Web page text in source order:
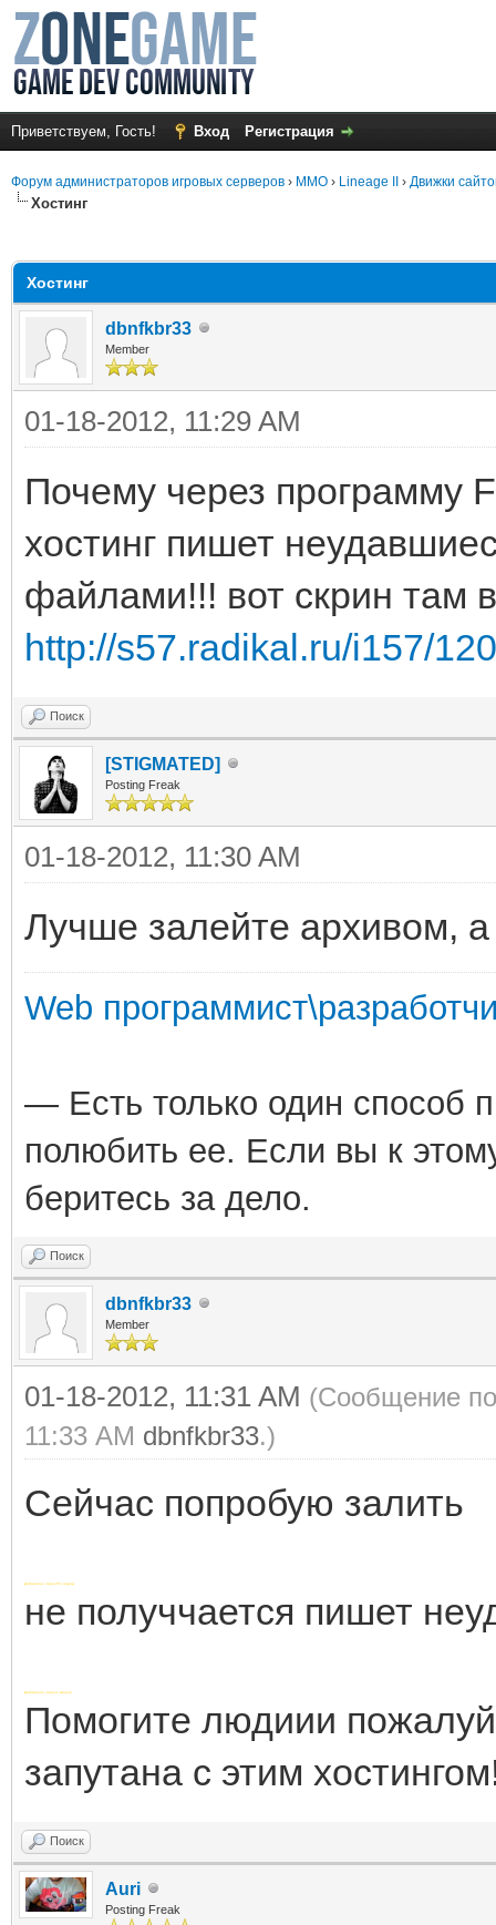
Приветствуем, Гость! Вход Регистрация
Форум администраторов игровых серверов › MMO › Lineage II › Движки
Хостинг
Хостинг
dbnfkbr33
Member
01-18-2012, 11:29 AM
Почему через программу
хостинг пишет
файлами!!! вот скрин там
http://s57.radikal.ru/i157/
Поиск
[STIGMATED]
Posting Freak
01-18-2012, 11:30 AM
Лучше залейте архивом, а
Web
— Есть только один способ
полюбить ее. Если вы к
беритесь за дело.
Поиск
dbnfkbr33
Member
01-18-2012, 11:31 AM (Сообщение
11:33 AM dbnfkbr33.)
Сейчас попробую залить
Добавлено через 58 секунд
не получчается пишет
Добавлено через 1 минуту
Помогите людиии
запутана с этим
Поиск
Auri
Posting Freak